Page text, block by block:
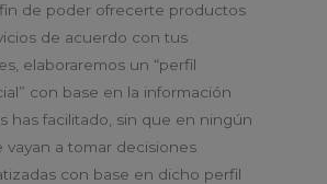
de poder ofrecerte productos
de acuerdo con tus
elaboraremos un “perfil
con base en la información
has facilitado, sin que en ningún
vayan a tomar decisiones
con base en dicho perfil